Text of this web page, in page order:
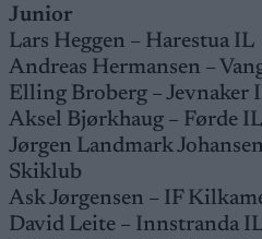
Junior
Lars Heggen – Harestua IL
Andreas Hermansen –
Elling Broberg – Jevnaker
Aksel Bjørkhaug – Førde IL
Jørgen Landmark
Skiklub
Ask Jørgensen – IF
David Leite – Innstranda